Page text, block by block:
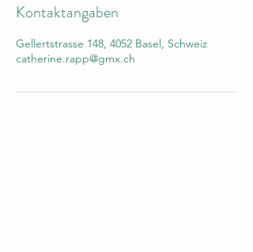
Kontaktangaben
Gellertstrasse 148, 4052 Basel, Schweiz
catherine.rapp@gmx.ch